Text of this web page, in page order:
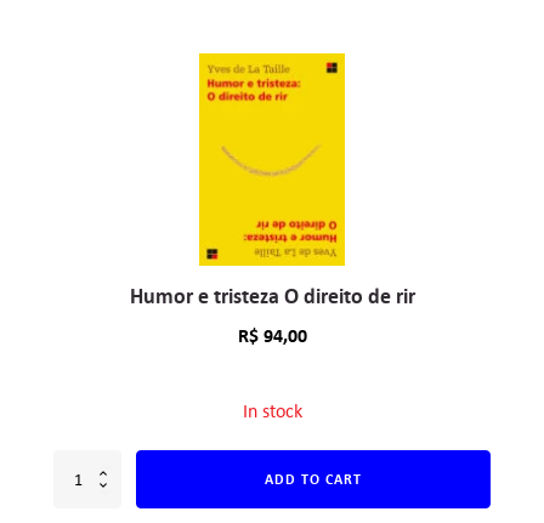
Humor e tristeza O direito de rir
R$94,00
In stock
ADD TO CART